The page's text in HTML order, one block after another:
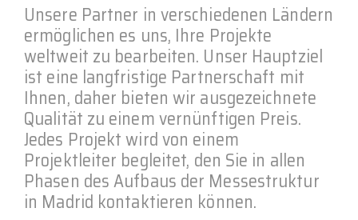
Unsere Partner in verschiedenen Ländern
ermöglichen es uns, Ihre Projekte
weltweit zu bearbeiten. Unser Hauptziel
ist eine langfristige Partnerschaft mit
Ihnen, daher bieten wir ausgezeichnete
Qualität zu einem vernünftigen Preis.
Jedes Projekt wird von einem
Projektleiter begleitet, den Sie in allen
Phasen des Aufbaus der Messestruktur
in Madrid kontaktieren können.